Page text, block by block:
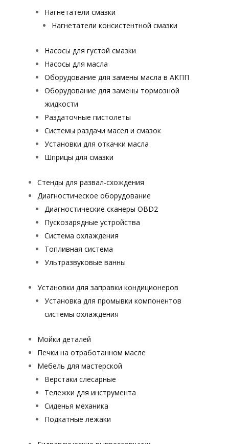
Нагнетатели смазки
Нагнетатели консистентной смазки
Насосы для густой смазки
Насосы для масла
Оборудование для замены масла в АКПП
Оборудование для замены тормозной
жидкости
Раздаточные пистолеты
Системы раздачи масел и смазок
Установки для откачки масла
Шприцы для смазки
Стенды для развал-схождения
Диагностическое оборудование
Диагностические сканеры OBD2
Пускозарядные устройства
Система охлаждения
Топливная система
Ультразвуковые ванны
Установки для заправки кондиционеров
Установка для промывки компонентов
системы охлаждения
Мойки деталей
Печки на отработанном масле
Мебель для мастерской
Верстаки слесарные
Тележки для инструмента
Сиденья механика
Подкатные лежаки